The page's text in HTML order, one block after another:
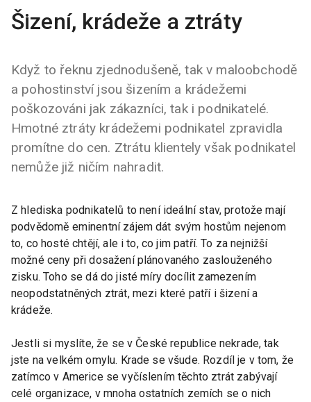
Šizení, krádeže a ztráty
Když to řeknu zjednodušeně, tak v maloobchodě
a pohostinství jsou šizením a krádežemi
poškozováni jak zákazníci, tak i podnikatelé.
Hmotné ztráty krádežemi podnikatel zpravidla
promítne do cen. Ztrátu klientely však podnikatel
nemůže již ničím nahradit.
Z hlediska podnikatelů to není ideální stav, protože mají
podvědomě eminentní zájem dát svým hostům nejenom
to, co hosté chtějí, ale i to, co jim patří. To za nejnižší
možné ceny při dosažení plánovaného zaslouženého
zisku. Toho se dá do jisté míry docílit zamezením
neopodstatněných ztrát, mezi které patří i šizení a
krádeže.
Jestli si myslíte, že se v České republice nekrade, tak
jste na velkém omylu. Krade se všude. Rozdíl je v tom, že
zatímco v Americe se vyčíslením těchto ztrát zabývají
celé organizace, v mnoha ostatních zemích se o nich